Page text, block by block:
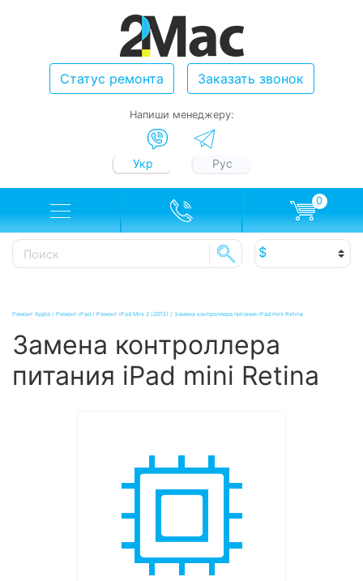
Статус ремонта Заказать звонок
Напиши менеджеру:
Укр Рус
0
Ремонт Apple / Ремонт iPad / Ремонт iPad Mini 2 (2013) / Замена контроллера питания iPad mini Retina
Замена контроллера
питания iPad mini Retina